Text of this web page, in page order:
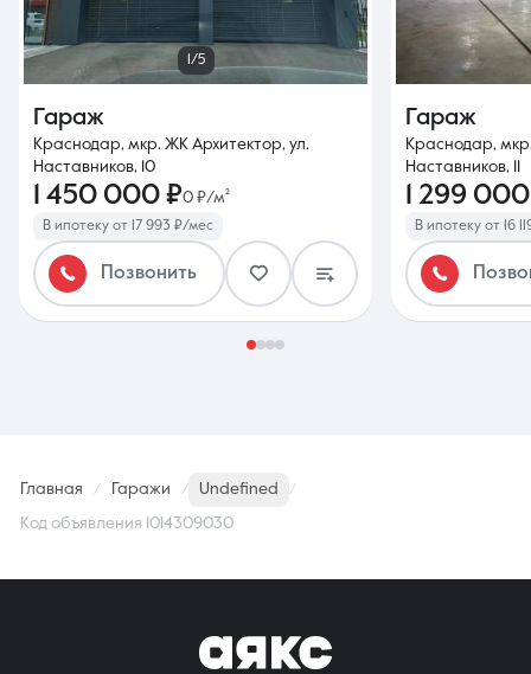
1/5
Гараж
Краснодар, мкр. ЖК Архитектор, ул.
Наставников, 10
1 450 000 ₽0 ₽/м²
В ипотеку от 17 993 ₽/мес
Позвонить
Гараж
Краснодар,
Наставников, 11
1 299
В ипотеку от 16
Главная Гаражи Undefined
Код объявления 1014309030